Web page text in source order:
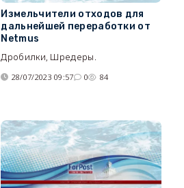
Измельчители отходов для
дальнейшей переработки от
Netmus
Дробилки, Шредеры.
28/07/2023 09:57 0 84